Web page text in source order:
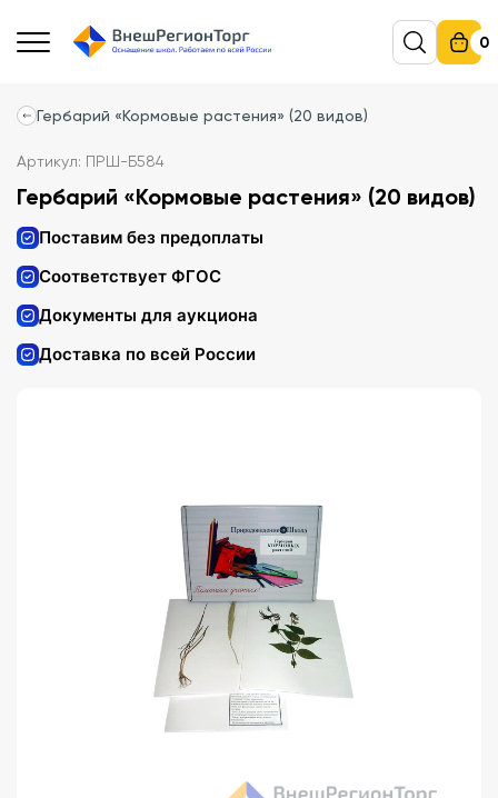
0
Гербарий «Кормовые растения» (20 видов)
Артикул: ПРШ-Б584
Гербарий «Кормовые растения» (20 видов)
Поставим без предоплаты
Соответствует ФГОС
Документы для аукциона
Доставка по всей России